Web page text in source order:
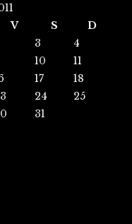
V S
D
3
4
10
11
17
18
24
25
31